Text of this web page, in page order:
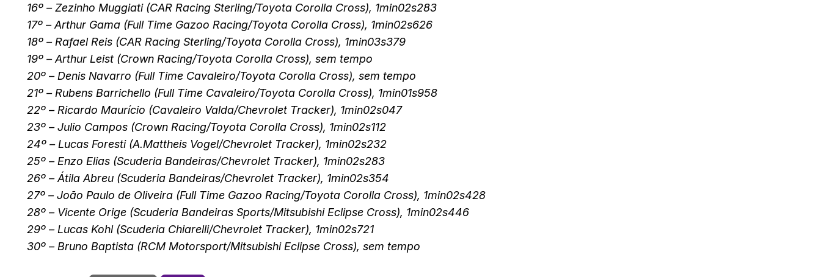
16º – Zezinho Muggiati (CAR Racing Sterling/Toyota Corolla Cross), 1min02s283
17º – Arthur Gama (Full Time Gazoo Racing/Toyota Corolla Cross), 1min02s626
18º – Rafael Reis (CAR Racing Sterling/Toyota Corolla Cross), 1min03s379
19º – Arthur Leist (Crown Racing/Toyota Corolla Cross), sem tempo
20º – Denis Navarro (Full Time Cavaleiro/Toyota Corolla Cross), sem tempo
21º – Rubens Barrichello (Full Time Cavaleiro/Toyota Corolla Cross), 1min01s958
22º – Ricardo Maurício (Cavaleiro Valda/Chevrolet Tracker), 1min02s047
23º – Julio Campos (Crown Racing/Toyota Corolla Cross), 1min02s112
24º – Lucas Foresti (A.Mattheis Vogel/Chevrolet Tracker), 1min02s232
25º – Enzo Elias (Scuderia Bandeiras/Chevrolet Tracker), 1min02s283
26º – Átila Abreu (Scuderia Bandeiras/Chevrolet Tracker), 1min02s354
27º – João Paulo de Oliveira (Full Time Gazoo Racing/Toyota Corolla Cross), 1min02s428
28º – Vicente Orige (Scuderia Bandeiras Sports/Mitsubishi Eclipse Cross), 1min02s446
29º – Lucas Kohl (Scuderia Chiarelli/Chevrolet Tracker), 1min02s721
30º – Bruno Baptista (RCM Motorsport/Mitsubishi Eclipse Cross), sem tempo